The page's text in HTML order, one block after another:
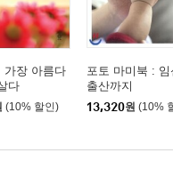
가장 아름다
다
(10% 할인)
포토 마미북 : 임
출산까지
13,320원 (10%